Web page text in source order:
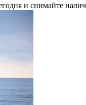
и снимайте